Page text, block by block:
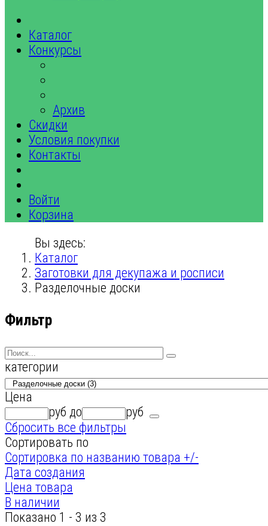
Каталог
Конкурсы
Архив
Скидки
Условия покупки
Контакты
Войти
Корзина
Вы здесь:
Каталог
Заготовки для декупажа и росписи
Разделочные доски
Фильтр
категории
Цена
руб до
руб
Сбросить все фильтры
Сортировать по
Сортировка по названию товара +/-
Дата создания
Цена товара
В наличии
Показано 1 - 3 из 3